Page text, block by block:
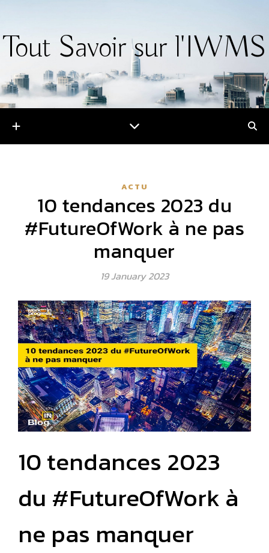
Tout Savoir sur l'IWMS
ACTU
10 tendances 2023 du
#FutureOfWork à ne pas
manquer
19 January 2023
10 tendances 2023
du #FutureOfWork à
ne pas manquer